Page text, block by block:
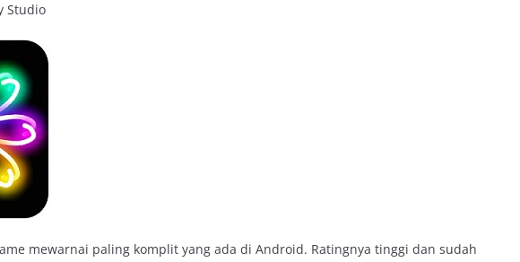
Studio
mewarnai paling komplit yang ada di Android. Ratingnya tinggi dan sudah